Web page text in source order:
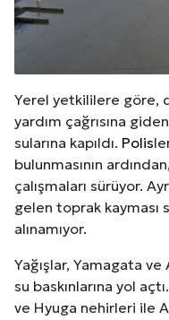
Yerel yetkililere göre,
yardım çağrısına
sularına kapıldı. Polis
bulunmasının
çalışmaları sürüyor.
gelen toprak kayması
alınamıyor.
Yağışlar, Yamagata
su baskınlarına yol
ve Hyuga nehirleri ile